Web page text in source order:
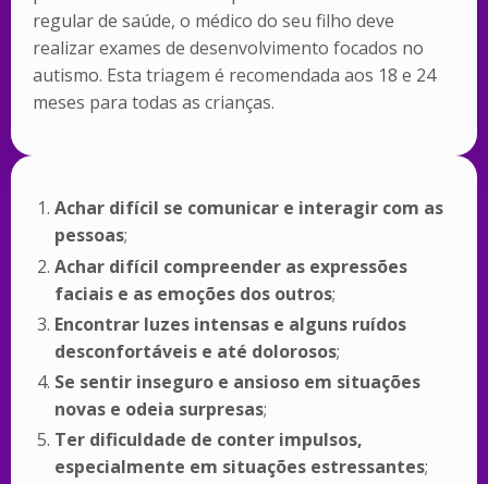
regular de saúde, o médico do seu filho deve
realizar exames de desenvolvimento focados no
autismo. Esta triagem é recomendada aos 18 e 24
meses para todas as crianças.
Achar difícil se comunicar e interagir com as
pessoas;
Achar difícil compreender as expressões
faciais e as emoções dos outros;
Encontrar luzes intensas e alguns ruídos
desconfortáveis ​​e até dolorosos;
Se sentir inseguro e ansioso em situações
novas e odeia surpresas;
Ter dificuldade de conter impulsos,
especialmente em situações estressantes;